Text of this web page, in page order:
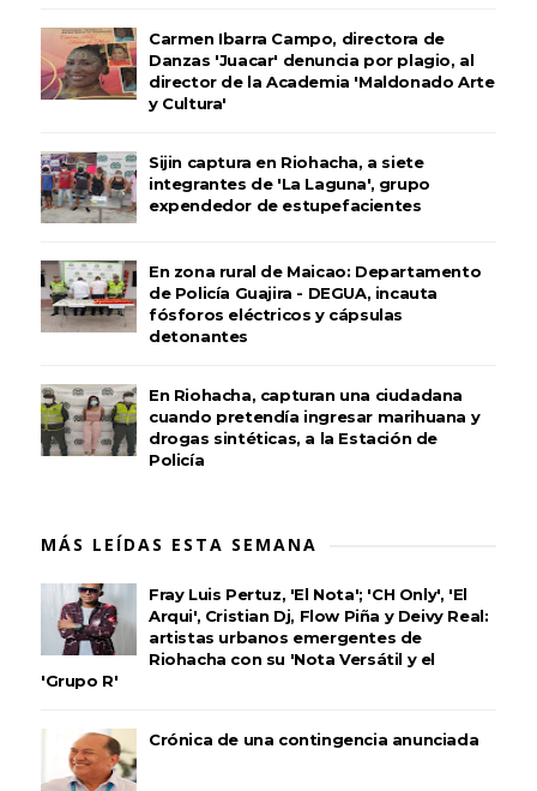
Carmen Ibarra Campo, directora de
Danzas 'Juacar' denuncia por plagio, al
director de la Academia 'Maldonado Arte
y Cultura'
Sijin captura en Riohacha, a siete
integrantes de 'La Laguna', grupo
expendedor de estupefacientes
En zona rural de Maicao: Departamento
de Policía Guajira - DEGUA, incauta
fósforos eléctricos y cápsulas
detonantes
En Riohacha, capturan una ciudadana
cuando pretendía ingresar marihuana y
drogas sintéticas, a la Estación de
Policía
MÁS LEÍDAS ESTA SEMANA
Fray Luis Pertuz, 'El Nota'; 'CH Only', 'El
Arqui', Cristian Dj, Flow Piña y Deivy Real:
artistas urbanos emergentes de
Riohacha con su 'Nota Versátil y el
'Grupo R'
Crónica de una contingencia anunciada